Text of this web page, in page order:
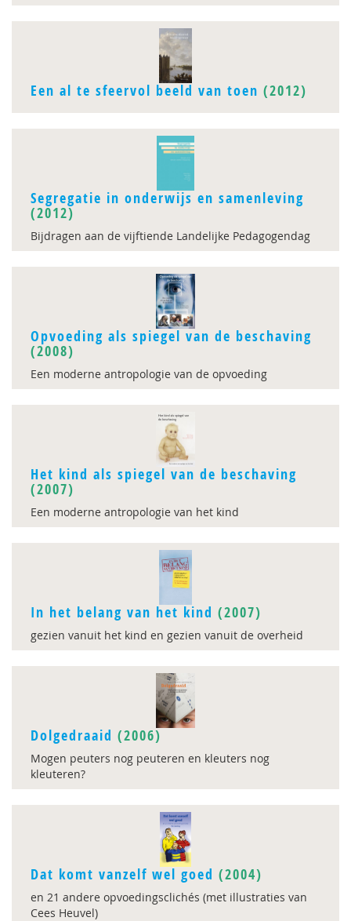
Een al te sfeervol beeld van toen (2012)
Segregatie in onderwijs en samenleving
(2012)
Bijdragen aan de vijftiende Landelijke Pedagogendag
Opvoeding als spiegel van de beschaving
(2008)
Een moderne antropologie van de opvoeding
Het kind als spiegel van de beschaving
(2007)
Een moderne antropologie van het kind
In het belang van het kind (2007)
gezien vanuit het kind en gezien vanuit de overheid
Dolgedraaid (2006)
Mogen peuters nog peuteren en kleuters nog
kleuteren?
Dat komt vanzelf wel goed (2004)
en 21 andere opvoedingsclichés (met illustraties van
Cees Heuvel)